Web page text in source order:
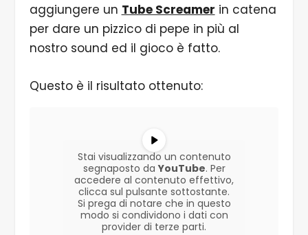
aggiungere un Tube Screamer in catena
per dare un pizzico di pepe in più al
nostro sound ed il gioco è fatto.
Questo è il risultato ottenuto:
Stai visualizzando un contenuto
segnaposto daYouTube. Per
accedere al contenuto effettivo,
clicca sul pulsante sottostante.
Si prega di notare che in questo
modo si condividono i dati con
provider di terze parti.